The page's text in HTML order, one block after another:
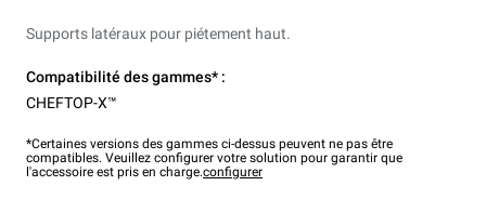
Supports latéraux pour piétement haut.
Compatibilité des gammes* :
CHEFTOP-X™
*Certaines versions des gammes ci-dessus peuvent ne pas être
compatibles. Veuillez configurer votre solution pour garantir que
l'accessoire est pris en charge.configurer